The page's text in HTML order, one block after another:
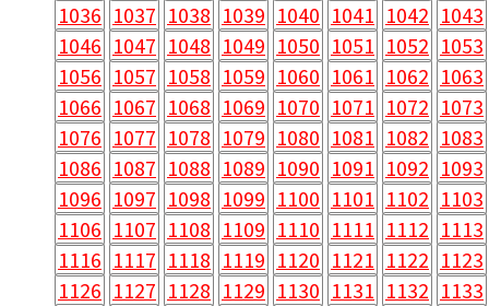
1036 1037 1038 1039 1040 1041 1042 1043
1046 1047 1048 1049 1050 1051 1052 1053
1056 1057 1058 1059 1060 1061 1062 1063
1066 1067 1068 1069 1070 1071 1072 1073
1076 1077 1078 1079 1080 1081 1082 1083
1086 1087 1088 1089 1090 1091 1092 1093
1096 1097 1098 1099 1100 1101 1102 1103
1106 1107 1108 1109 1110 1111 1112 1113
1116 1117 1118 1119 1120 1121 1122 1123
1126 1127 1128 1129 1130 1131 1132 1133